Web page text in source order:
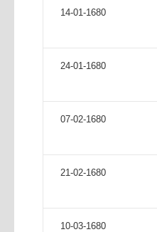
14-01-1680
24-01-1680
07-02-1680
21-02-1680
10-03-1680